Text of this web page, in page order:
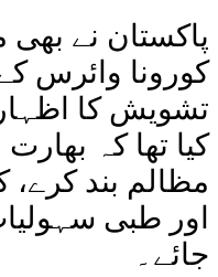
پاکستان نے
کورونا وائرس
تشویش کا اظہار
کیا تھا کہ
مظالم بند کرے،
اور طبی
جائے۔